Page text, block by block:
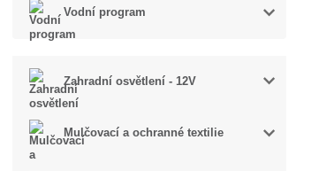
Vodní program
Zahradní osvětlení - 12V
Mulčovací a ochranné textilie